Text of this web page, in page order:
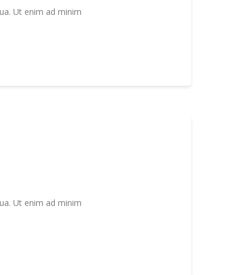
Ut enim ad minim
Ut enim ad minim